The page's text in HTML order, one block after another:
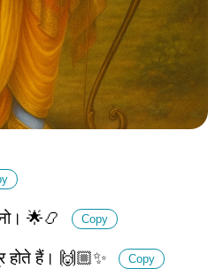
🌟📿 Copy
होते हैं। 🙌🏼✨ Copy